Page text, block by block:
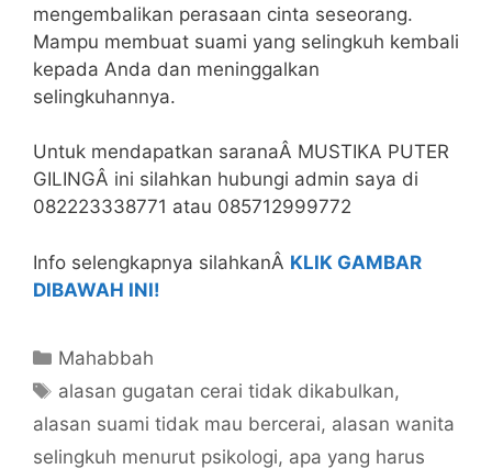
mengembalikan perasaan cinta seseorang.
Mampu membuat suami yang selingkuh kembali
kepada Anda dan meninggalkan
selingkuhannya.
Untuk mendapatkan saranaÂ MUSTIKA PUTER
GILINGÂ ini silahkan hubungi admin saya di
082223338771 atau 085712999772
Info selengkapnya silahkanÂ KLIK GAMBAR
DIBAWAH INI!
Categories
Mahabbah
Tags
alasan gugatan cerai tidak dikabulkan,
alasan suami tidak mau bercerai, alasan wanita
selingkuh menurut psikologi, apa yang harus